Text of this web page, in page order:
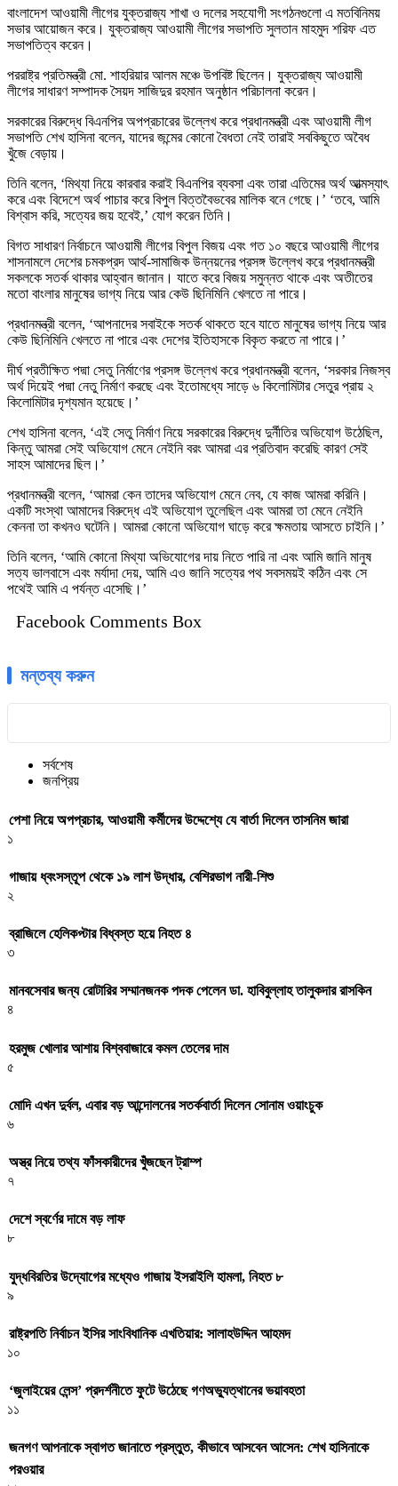
বাংলাদেশ আওয়ামী লীগের যুক্তরাজ্য শাখা ও দলের সহযোগী সংগঠনগুলো এ মতবিনিময়
সভার আয়োজন করে। যুক্তরাজ্য আওয়ামী লীগের সভাপতি সুলতান মাহমুদ শরিফ এত
সভাপতিত্ব করেন।
পররাষ্ট্র প্রতিমন্ত্রী মো. শাহরিয়ার আলম মঞ্চে উপবিষ্ট ছিলেন। যুক্তরাজ্য আওয়ামী
লীগের সাধারণ সম্পাদক সৈয়দ সাজিদুর রহমান অনুষ্ঠান পরিচালনা করেন।
সরকারের বিরুদ্ধে বিএনপির অপপ্রচারের উল্লেখ করে প্রধানমন্ত্রী এবং আওয়ামী লীগ
সভাপতি শেখ হাসিনা বলেন, যাদের জন্মের কোনো বৈধতা নেই তারাই সবকিছুতে অবৈধ
খুঁজে বেড়ায়।
তিনি বলেন, ‘মিথ্যা নিয়ে কারবার করাই বিএনপির ব্যবসা এবং তারা এতিমের অর্থ আত্মস্যাৎ
করে এবং বিদেশে অর্থ পাচার করে বিপুল বিত্তবৈভবের মালিক বনে গেছে।’ ‘তবে, আমি
বিশ্বাস করি, সত্যের জয় হবেই,’ যোগ করেন তিনি।
বিগত সাধারণ নির্বাচনে আওয়ামী লীগের বিপুল বিজয় এবং গত ১০ বছরে আওয়ামী লীগের
শাসনামলে দেশের চমকপ্রদ আর্থ-সামাজিক উন্নয়নের প্রসঙ্গ উল্লেখ করে প্রধানমন্ত্রী
সকলকে সতর্ক থাকার আহ্বান জানান। যাতে করে বিজয় সমুন্নত থাকে এবং অতীতের
মতো বাংলার মানুষের ভাগ্য নিয়ে আর কেউ ছিনিমিনি খেলতে না পারে।
প্রধানমন্ত্রী বলেন, ‘আপনাদের সবাইকে সতর্ক থাকতে হবে যাতে মানুষের ভাগ্য নিয়ে আর
কেউ ছিনিমিনি খেলতে না পারে এবং দেশের ইতিহাসকে বিকৃত করতে না পারে।’
দীর্ঘ প্রতীক্ষিত পদ্মা সেতু নির্মাণের প্রসঙ্গ উল্লেখ করে প্রধানমন্ত্রী বলেন, ‘সরকার নিজস্ব
অর্থ দিয়েই পদ্মা নেতু নির্মাণ করছে এবং ইতোমধ্যে সাড়ে ৬ কিলোমিটার সেতুর প্রায় ২
কিলোমিটার দৃশ্যমান হয়েছে।’
শেখ হাসিনা বলেন, ‘এই সেতু নির্মাণ নিয়ে সরকারের বিরুদ্ধে দুর্নীতির অভিযোগ উঠেছিল,
কিন্তু আমরা সেই অভিযোগ মেনে নেইনি বরং আমরা এর প্রতিবাদ করেছি কারণ সেই
সাহস আমাদের ছিল।’
প্রধানমন্ত্রী বলেন, ‘আমরা কেন তাদের অভিযোগ মেনে নেব, যে কাজ আমরা করিনি।
একটি সংস্থা আমাদের বিরুদ্ধে এই অভিযোগ তুলেছিল এবং আমরা তা মেনে নেইনি
কেননা তা কখনও ঘটেনি। আমরা কোনো অভিযোগ ঘাড়ে করে ক্ষমতায় আসতে চাইনি।’
তিনি বলেন, ‘আমি কোনো মিথ্যা অভিযোগের দায় নিতে পারি না এবং আমি জানি মানুষ
সত্য ভালবাসে এবং মর্যাদা দেয়, আমি এও জানি সত্যের পথ সবসময়ই কঠিন এবং সে
পথেই আমি এ পর্যন্ত এসেছি।’
Facebook Comments Box
মন্তব্য করুন
সর্বশেষ
জনপ্রিয়
পেশা নিয়ে অপপ্রচার, আওয়ামী কর্মীদের উদ্দেশ্যে যে বার্তা দিলেন তাসনিম জারা
১
গাজায় ধ্বংসস্তূপ থেকে ১৯ লাশ উদ্ধার, বেশিরভাগ নারী-শিশু
২
ব্রাজিলে হেলিকপ্টার বিধ্বস্ত হয়ে নিহত ৪
৩
মানবসেবার জন্য রোটারির সম্মানজনক পদক পেলেন ডা. হাবিবুল্লাহ তালুকদার রাসকিন
৪
হরমুজ খোলার আশায় বিশ্ববাজারে কমল তেলের দাম
৫
মোদি এখন দুর্বল, এবার বড় আন্দোলনের সতর্কবার্তা দিলেন সোনাম ওয়াংচুক
৬
অস্ত্র নিয়ে তথ্য ফাঁসকারীদের খুঁজছেন ট্রাম্প
৭
দেশে স্বর্ণের দামে বড় লাফ
৮
যুদ্ধবিরতির উদ্যোগের মধ্যেও গাজায় ইসরাইলি হামলা, নিহত ৮
৯
রাষ্ট্রপতি নির্বাচন ইসির সাংবিধানিক এখতিয়ার: সালাহউদ্দিন আহমদ
১০
‘জুলাইয়ের লেন্স’ প্রদর্শনীতে ফুটে উঠেছে গণঅভ্যুত্থানের ভয়াবহতা
১১
জনগণ আপনাকে স্বাগত জানাতে প্রস্তুত, কীভাবে আসবেন আসেন: শেখ হাসিনাকে
পরওয়ার